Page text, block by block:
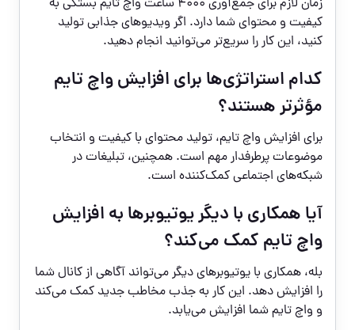
کیفیت و محتوای شما دارد. اگر ویدیوهای جذابی تولید
کنید، این کار را سریع‌تر می‌توانید انجام دهید.
کدام استراتژی‌ها برای افزایش واچ تایم
مؤثرتر هستند؟
برای افزایش واچ تایم، تولید محتوای با کیفیت و انتخاب
موضوعات پرطرفدار مهم است. همچنین، تبلیغات در
شبکه‌های اجتماعی کمک‌کننده است.
آیا همکاری با دیگر یوتیوبرها به افزایش
واچ تایم کمک می‌کند؟
بله، همکاری با یوتیوبرهای دیگر می‌تواند آگاهی از کانال شما
را افزایش دهد. این کار به جذب مخاطب جدید کمک می‌کند
و واچ تایم شما افزایش می‌یابد.